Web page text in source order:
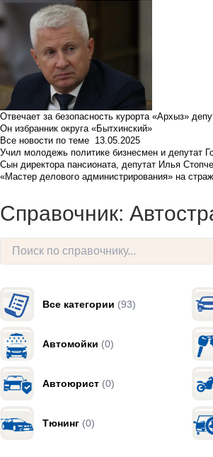
Отвечает за безопасность курорта «Архыз»
Он избранник округа «Бытхинский»
Все новости по теме 13.05.2025
Учил молодежь политике бизнесмен и депутат
Сын директора пансионата, депутат Илья
«Мастер делового администрирования» на
Справочник:
Все категории (93)
Автомойки (0)
Автоюрист (0)
Тюнинг (0)